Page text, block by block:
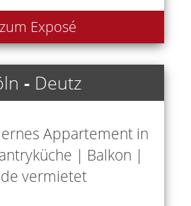
Exposé
- Deutz
Appartement in
| Balkon |
vermietet